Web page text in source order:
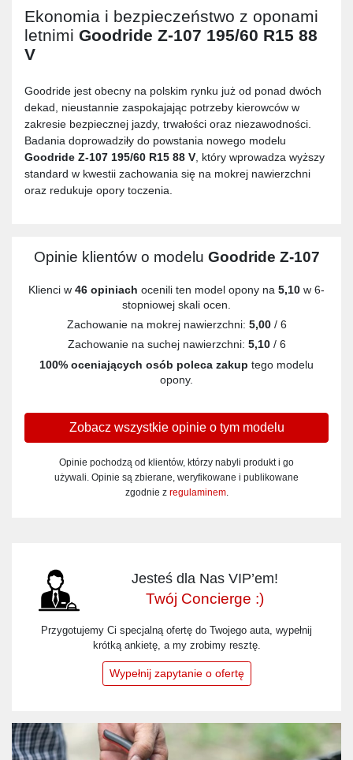
Ekonomia i bezpieczeństwo z oponami
letnimi Goodride Z-107 195/60 R15 88
V
Goodride jest obecny na polskim rynku już od ponad dwóch
dekad, nieustannie zaspokajając potrzeby kierowców w
zakresie bezpiecznej jazdy, trwałości oraz niezawodności.
Badania doprowadziły do powstania nowego modelu
Goodride Z-107 195/60 R15 88 V, który wprowadza wyższy
standard w kwestii zachowania się na mokrej nawierzchni
oraz redukuje opory toczenia.
Opinie klientów o modelu Goodride Z-107
Klienci w 46 opiniach ocenili ten model opony na 5,10 w 6-
stopniowej skali ocen.
Zachowanie na mokrej nawierzchni: 5,00/ 6
Zachowanie na suchej nawierzchni: 5,10/ 6
100% oceniających osób poleca zakup tego modelu
opony.
Zobacz wszystkie opinie o tym modelu
Opinie pochodzą od klientów, którzy nabyli produkt i go
używali. Opinie są zbierane, weryfikowane i publikowane
zgodnie z regulaminem.
Jesteś dla Nas VIP’em!
Twój Concierge :)
Przygotujemy Ci specjalną ofertę do Twojego auta, wypełnij
krótką ankietę, a my zrobimy resztę.
Wypełnij zapytanie o ofertę